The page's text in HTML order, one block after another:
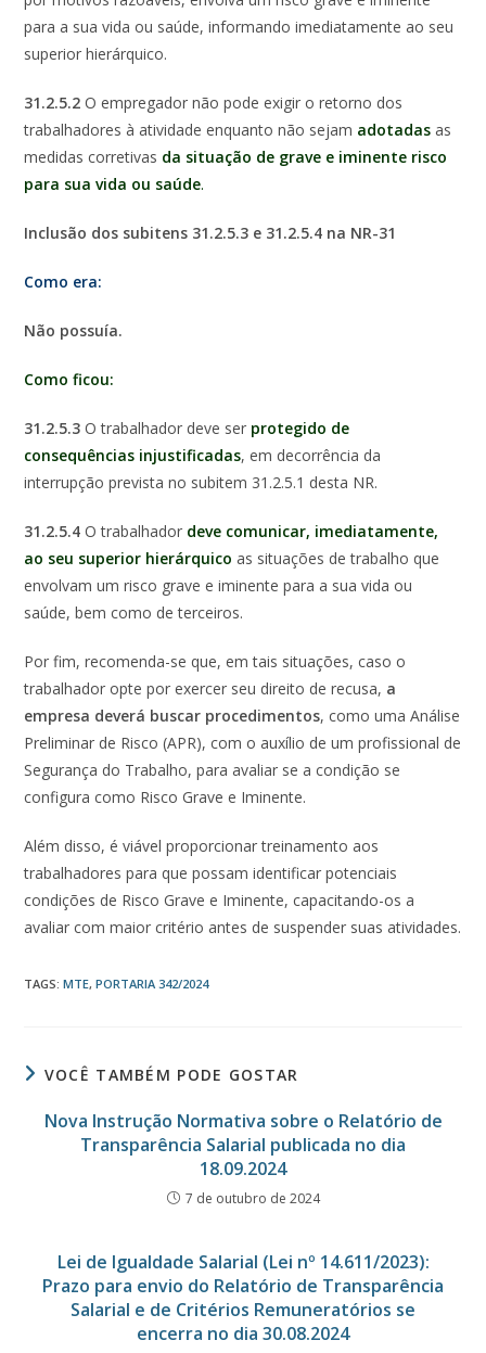
para a sua vida ou saúde, informando imediatamente ao seu
superior hierárquico.
31.2.5.2 O empregador não pode exigir o retorno dos
trabalhadores à atividade enquanto não sejam adotadas as
medidas corretivas da situação de grave e iminente risco
para sua vida ou saúde.
Inclusão dos subitens 31.2.5.3 e 31.2.5.4 na NR-31
Como era:
Não possuía.
Como ficou:
31.2.5.3 O trabalhador deve ser protegido de
consequências injustificadas, em decorrência da
interrupção prevista no subitem 31.2.5.1 desta NR.
31.2.5.4 O trabalhador deve comunicar, imediatamente,
ao seu superior hierárquico as situações de trabalho que
envolvam um risco grave e iminente para a sua vida ou
saúde, bem como de terceiros.
Por fim,recomenda-seque, em tais situações, caso o
trabalhador opte por exercer seu direito de recusa, a
empresa deverá buscar procedimentos, como uma Análise
Preliminar de Risco (APR), com o auxílio de um profissional de
Segurança do Trabalho, para avaliar se a condição se
configura como Risco Grave e Iminente.
Além disso, é viável proporcionar treinamento aos
trabalhadores para que possam identificar potenciais
condições de Risco Grave e Iminente, capacitando-os a
avaliar com maior critério antes de suspender suas atividades.
TAGS:MTE, PORTARIA 342/2024
VOCÊ TAMBÉM PODE GOSTAR
Nova Instrução Normativa sobre o Relatório de
Transparência Salarial publicada no dia
18.09.2024
7 de outubro de 2024
Lei de Igualdade Salarial (Lei nº 14.611/2023):
Prazo para envio do Relatório de Transparência
Salarial e de Critérios Remuneratórios se
encerra no dia 30.08.2024